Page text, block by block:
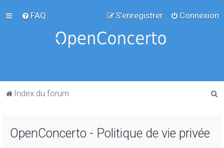
FAQ Connexion
S’enregistrer
Index du forum
OpenConcerto - Politique de vie privée